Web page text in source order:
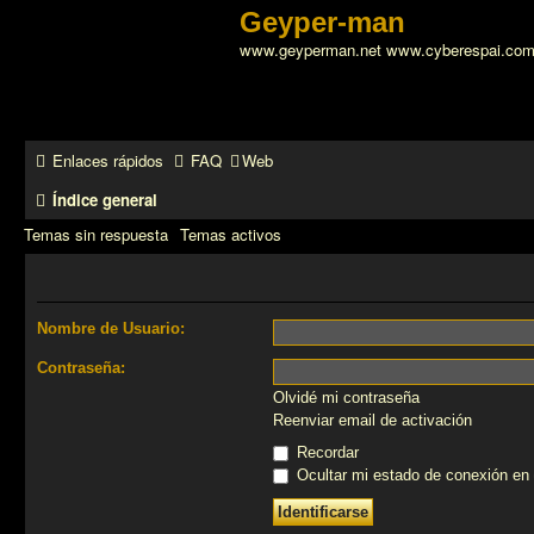
Geyper-man
www.geyperman.net www.cyberespai.com
Enlaces rápidos FAQ Web
Índice general
Temas sin respuesta Temas activos
Nombre de Usuario:
Contraseña:
Olvidé mi contraseña
Reenviar email de activación
Recordar
Ocultar mi estado de conexión